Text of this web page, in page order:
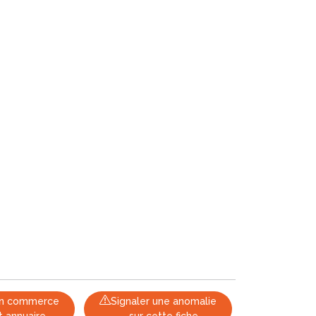
commerce
Signaler une anomalie